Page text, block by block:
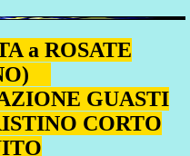
a ROSATE
GUASTI
CORTO